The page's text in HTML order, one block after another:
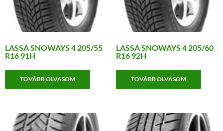
LASSA SNOWAYS 4 205/55
R16 91H
TOVÁBB OLVASOM
LASSA SNOWAYS 4 205/60
R16 92H
TOVÁBB OLVASOM